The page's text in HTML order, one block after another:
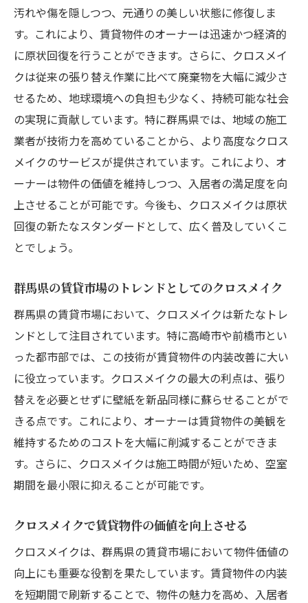
汚れや傷を隠しつつ、元通りの美しい状態に修復しま
す。これにより、賃貸物件のオーナーは迅速かつ経済的
に原状回復を行うことができます。さらに、クロスメイ
クは従来の張り替え作業に比べて廃棄物を大幅に減少さ
せるため、地球環境への負担も少なく、持続可能な社会
の実現に貢献しています。特に群馬県では、地域の施工
業者が技術力を高めていることから、より高度なクロス
メイクのサービスが提供されています。これにより、オ
ーナーは物件の価値を維持しつつ、入居者の満足度を向
上させることが可能です。今後も、クロスメイクは原状
回復の新たなスタンダードとして、広く普及していくこ
とでしょう。
群馬県の賃貸市場のトレンドとしてのクロスメイク
群馬県の賃貸市場において、クロスメイクは新たなトレ
ンドとして注目されています。特に高崎市や前橋市とい
った都市部では、この技術が賃貸物件の内装改善に大い
に役立っています。クロスメイクの最大の利点は、張り
替えを必要とせずに壁紙を新品同様に蘇らせることがで
きる点です。これにより、オーナーは賃貸物件の美観を
維持するためのコストを大幅に削減することができま
す。さらに、クロスメイクは施工時間が短いため、空室
期間を最小限に抑えることが可能です。
クロスメイクで賃貸物件の価値を向上させる
クロスメイクは、群馬県の賃貸市場において物件価値の
向上にも重要な役割を果たしています。賃貸物件の内装
を短期間で刷新することで、物件の魅力を高め、入居者